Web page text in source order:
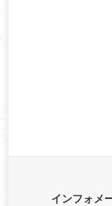
インフォメ